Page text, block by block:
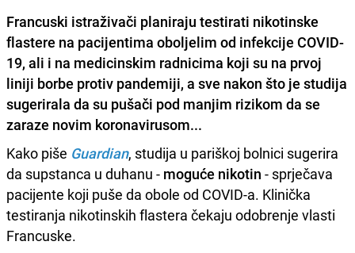
Francuski istraživači planiraju testirati nikotinske
flastere na pacijentima oboljelim od infekcije COVID-
19, ali i na medicinskim radnicima koji su na prvoj
liniji borbe protiv pandemiji, a sve nakon što je studija
sugerirala da su pušači pod manjim rizikom da se
zaraze novim koronavirusom...
Kako piše Guardian, studija u pariškoj bolnici sugerira
da supstanca u duhanu - moguće nikotin - sprječava
pacijente koji puše da obole od COVID-a. Klinička
testiranja nikotinskih flastera čekaju odobrenje vlasti
Francuske.